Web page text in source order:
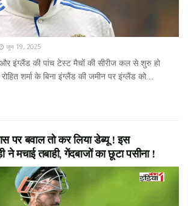
जून 19, 2025
इंग्लैंड की पांच टेस्ट मैचों की सीरीज कल से शुरु हो
शर्मा के बिना इंग्लैंड की जमीन पर इंग्लैंड को...
पर बवाल तो कर लिया डेब्यू ! इस
ने मचाई तबाही, गेंदबाजों का छूटा पसीना !